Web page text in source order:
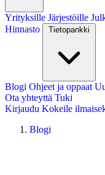
Yrityksille Järjestöille
Hinnasto
Tietopankki
Blogi Ohjeet ja oppaat
Ota yhteyttä Tuki
Kirjaudu Kokeile
Blogi